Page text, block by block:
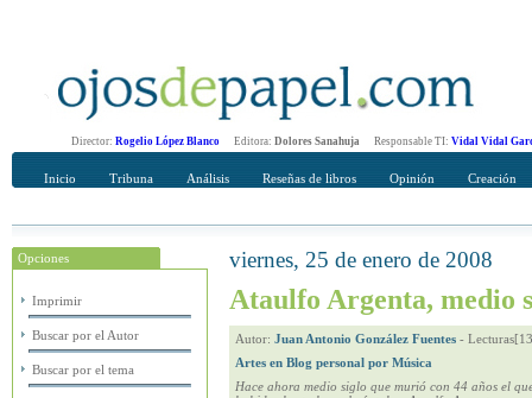
Director: Rogelio López Blanco Editora: Dolores Sanahuja Responsable TI: Vidal Vidal
Inicio Tribuna Análisis Reseñas de libros Opinión Creación
Opciones
Imprimir
Buscar por el Autor
Buscar por el tema
Recomendar
viernes, 25 de enero de 2008
Ataulfo Argenta, medio
Autor: Juan Antonio González Fuentes -
Artes en Blog personal por Música
Hace ahora medio siglo que murió con 44 años el